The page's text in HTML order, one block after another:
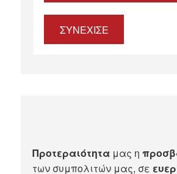
ΣΥΝΕΧΙΣΕ
Προτεραιότητα μας η
των συμπολιτών μας, σε